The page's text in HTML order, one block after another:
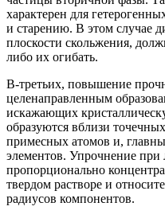
характерен для
и старению. В этом случае
плоскости скольжения,
либо их огибать.
В-третьих, повышение
целенаправленным
искажающих
образуются вблизи
примесных атомов и,
элементов. Упрочнение при
пропорционально
твердом растворе и
радиусов компонентов.